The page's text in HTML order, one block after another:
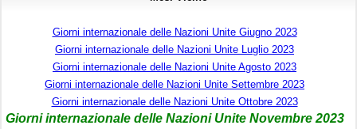
Giorni internazionale delle Nazioni Unite Giugno 2023
Giorni internazionale delle Nazioni Unite Luglio 2023
Giorni internazionale delle Nazioni Unite Agosto 2023
Giorni internazionale delle Nazioni Unite Settembre 2023
Giorni internazionale delle Nazioni Unite Ottobre 2023
Giorni internazionale delle Nazioni Unite Novembre 2023